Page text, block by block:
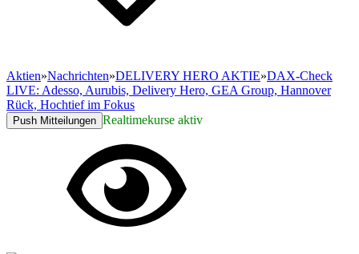
Aktien»Nachrichten»DELIVERY HERO AKTIE»DAX-Check
LIVE: Adesso, Aurubis, Delivery Hero, GEA Group, Hannover
Rück, Hochtief im Fokus
Push Mitteilungen Realtimekurse aktiv